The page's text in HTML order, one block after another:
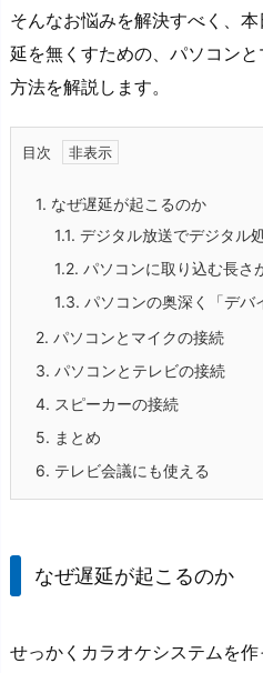
そんなお悩みを解決すべく、
延を無くすための、パソコン
方法を解説します。
目次
1. なぜ遅延が起こるのか
1.1. デジタル放送でデジタル
1.2. パソコンに取り込む長さ
1.3. パソコンの奥深く「デバ
2. パソコンとマイクの接続
3. パソコンとテレビの接続
4. スピーカーの接続
5. まとめ
6. テレビ会議にも使える
なぜ遅延が起こるのか
せっかくカラオケシステムを作